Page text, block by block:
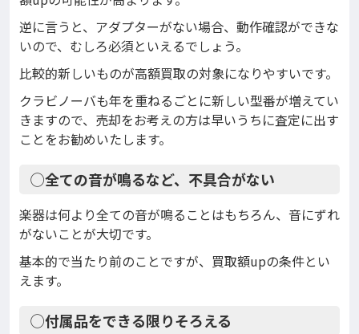
逆に言うと、アダプターがない場合、動作確認ができな
いので、むしろ必須といえるでしょう。
比較的新しいものが高額買取の対象になりやすいです。
クラビノーバも年を重ねるごとに新しい型番が増えてい
きますので、売却をお考えの方は早いうちに査定に出す
ことをお勧めいたします。
◯全ての音が鳴るなど、不具合がない
楽器は何より全ての音が鳴ることはもちろん、音にずれ
がないことが大切です。
基本的で当たり前のことですが、買取額upの条件とい
えます。
◯付属品をできる限りそろえる